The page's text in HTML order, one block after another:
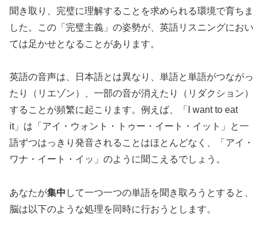
聞き取り、完璧に理解することを求められる環境で育ちま
した。この「完璧主義」の姿勢が、英語リスニングにおい
ては足かせとなることがあります。
英語の音声は、日本語とは異なり、単語と単語がつながっ
たり（リエゾン）、一部の音が消えたり（リダクション）
することが頻繁に起こります。例えば、「I want to eat
it」は「アイ・ウォント・トゥー・イート・イット」と一
語ずつはっきり発音されることはほとんどなく、「アイ・
ワナ・イート・イッ」のように聞こえるでしょう。
あなたが集中 して一つ一つの単語を聞き取ろうとすると、
脳は以下のような処理を同時に行おうとします。